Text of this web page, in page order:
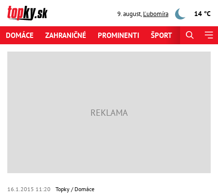
9. august,Ľubomíra 14 °C
DOMÁCE ZAHRANIČNÉ PROMINENTI ŠPORT
16.1.2015 11:20 Topky Domáce